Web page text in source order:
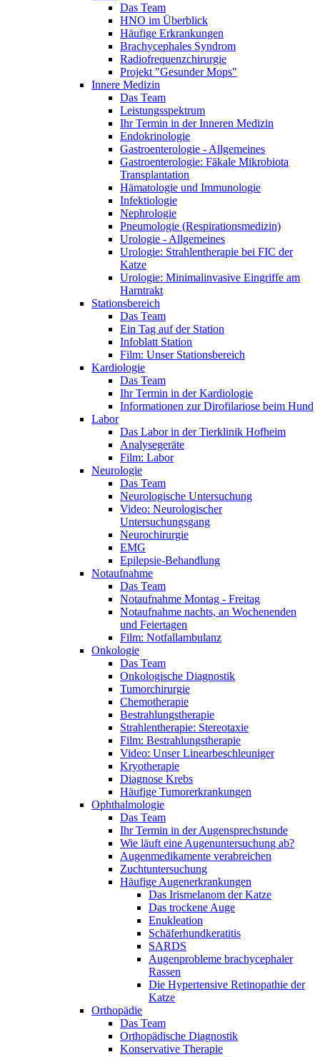
Das Team
HNO im Überblick
Häufige Erkrankungen
Brachycephales Syndrom
Radiofrequenzchirurgie
Projekt "Gesunder Mops"
Innere Medizin
Das Team
Leistungsspektrum
Ihr Termin in der Inneren Medizin
Endokrinologie
Gastroenterologie - Allgemeines
Gastroenterologie: Fäkale Mikrobiota
Transplantation
Hämatologie und Immunologie
Infektiologie
Nephrologie
Pneumologie (Respirationsmedizin)
Urologie - Allgemeines
Urologie: Strahlentherapie bei FIC der
Katze
Urologie: Minimalinvasive Eingriffe am
Harntrakt
Stationsbereich
Das Team
Ein Tag auf der Station
Infoblatt Station
Film: Unser Stationsbereich
Kardiologie
Das Team
Ihr Termin in der Kardiologie
Informationen zur Dirofilariose beim Hund
Labor
Das Labor in der Tierklinik Hofheim
Analysegeräte
Film: Labor
Neurologie
Das Team
Neurologische Untersuchung
Video: Neurologischer
Untersuchungsgang
Neurochirurgie
EMG
Epilepsie-Behandlung
Notaufnahme
Das Team
Notaufnahme Montag - Freitag
Notaufnahme nachts, an Wochenenden
und Feiertagen
Film: Notfallambulanz
Onkologie
Das Team
Onkologische Diagnostik
Tumorchirurgie
Chemotherapie
Bestrahlungstherapie
Strahlentherapie: Stereotaxie
Film: Bestrahlungstherapie
Video: Unser Linearbeschleuniger
Kryotherapie
Diagnose Krebs
Häufige Tumorerkrankungen
Ophthalmologie
Das Team
Ihr Termin in der Augensprechstunde
Wie läuft eine Augenuntersuchung ab?
Augenmedikamente verabreichen
Zuchtuntersuchung
Häufige Augenerkrankungen
Das Irismelanom der Katze
Das trockene Auge
Enukleation
Schäferhundkeratitis
SARDS
Augenprobleme brachycephaler
Rassen
Die Hypertensive Retinopathie der
Katze
Orthopädie
Das Team
Orthopädische Diagnostik
Konservative Therapie